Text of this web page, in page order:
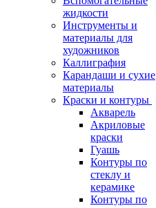
жидкости
Инструменты и
материалы для
художников
Каллиграфия
Карандаши и сухие
материалы
Краски и контуры
Акварель
Акриловые
краски
Гуашь
Контуры по
стеклу и
керамике
Контуры по